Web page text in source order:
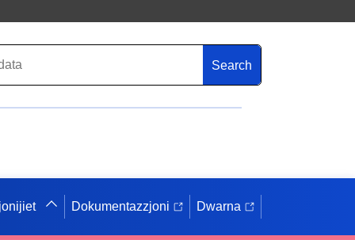
Search
Dokumentazzjoni Dwarna